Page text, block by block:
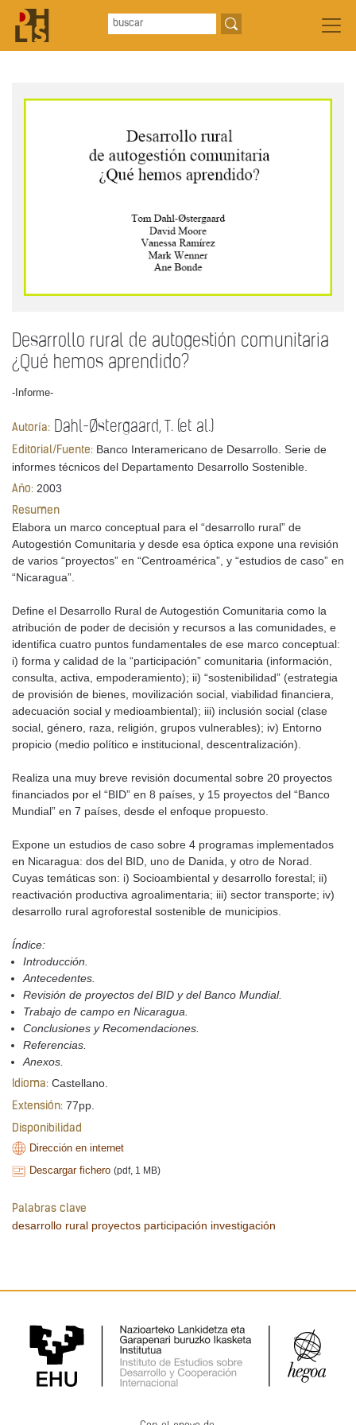
Desarrollo rural de autogestión comunitaria
¿Qué hemos aprendido?
-Informe-
Autoría: Dahl-Østergaard, T. (et al.)
Editorial/Fuente: Banco Interamericano de Desarrollo. Serie de
informes técnicos del Departamento Desarrollo Sostenible.
Año: 2003
Resumen
Elabora un marco conceptual para el “desarrollo rural” de
Autogestión Comunitaria y desde esa óptica expone una revisión
de varios “proyectos” en “Centroamérica”, y “estudios de caso” en
“Nicaragua”.
Define el Desarrollo Rural de Autogestión Comunitaria como la
atribución de poder de decisión y recursos a las comunidades, e
identifica cuatro puntos fundamentales de ese marco conceptual:
i) forma y calidad de la “participación” comunitaria (información,
consulta, activa, empoderamiento); ii) “sostenibilidad” (estrategia
de provisión de bienes, movilización social, viabilidad financiera,
adecuación social y medioambiental); iii) inclusión social (clase
social, género, raza, religión, grupos vulnerables); iv) Entorno
propicio (medio político e institucional, descentralización).
Realiza una muy breve revisión documental sobre 20 proyectos
financiados por el “BID” en 8 países, y 15 proyectos del “Banco
Mundial” en 7 países, desde el enfoque propuesto.
Expone un estudios de caso sobre 4 programas implementados
en Nicaragua: dos del BID, uno de Danida, y otro de Norad.
Cuyas temáticas son: i) Socioambiental y desarrollo forestal; ii)
reactivación productiva agroalimentaria; iii) sector transporte; iv)
desarrollo rural agroforestal sostenible de municipios.
Índice:
Introducción.
Antecedentes.
Revisión de proyectos del BID y del Banco Mundial.
Trabajo de campo en Nicaragua.
Conclusiones y Recomendaciones.
Referencias.
Anexos.
Idioma: Castellano.
Extensión: 77pp.
Disponibilidad
Dirección en internet
Descargar fichero (pdf, 1 MB)
Palabras clave
desarrollo rural proyectos participación investigación